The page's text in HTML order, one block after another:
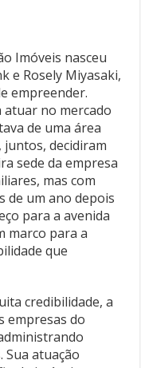
Imóveis nasceu
e Rosely Miyasaki,
empreender.
atuar no mercado
de uma área
decidiram
sede da empresa
mas com
de um ano depois
para a avenida
marco para a
que
credibilidade, a
empresas do
Sua atuação